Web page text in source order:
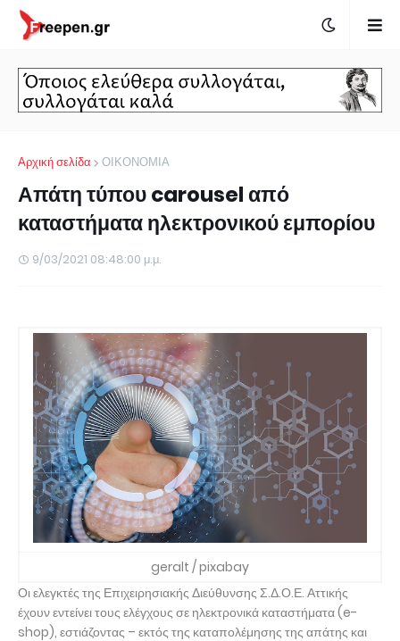
Αρχική σελίδα ΟΙΚΟΝΟΜΙΑ
Απάτη τύπου carousel από
καταστήματα ηλεκτρονικού εμπορίου
9/03/2021 08:48:00 μ.μ.
geralt / pixabay
Οι ελεγκτές της Επιχειρησιακής Διεύθυνσης Σ.Δ.Ο.Ε. Αττικής
έχουν εντείνει τους ελέγχους σε ηλεκτρονικά καταστήματα (e-
shop), εστιάζοντας – εκτός της καταπολέμησης της απάτης και